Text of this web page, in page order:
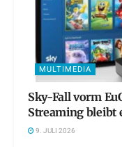
MULTIMEDIA
Sky-Fall vorm
Streaming bleibt
9. JULI 2026